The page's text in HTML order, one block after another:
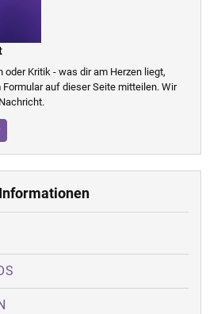
oder Kritik - was dir am Herzen liegt,
auf dieser Seite mitteilen. Wir
Informationen